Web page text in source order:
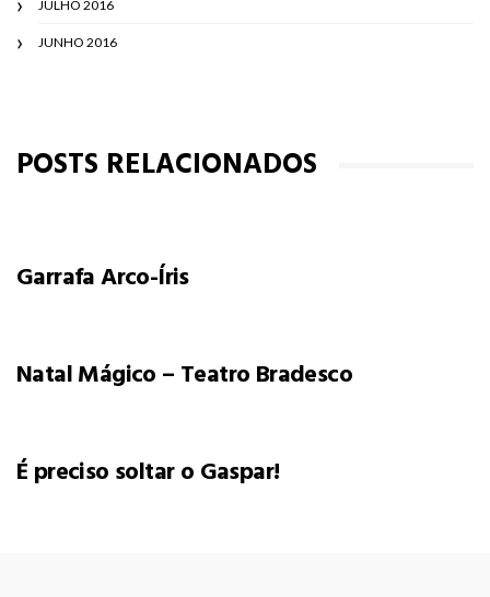
JULHO 2016
JUNHO 2016
POSTS RELACIONADOS
Garrafa Arco-Íris
Natal Mágico – Teatro Bradesco
É preciso soltar o Gaspar!